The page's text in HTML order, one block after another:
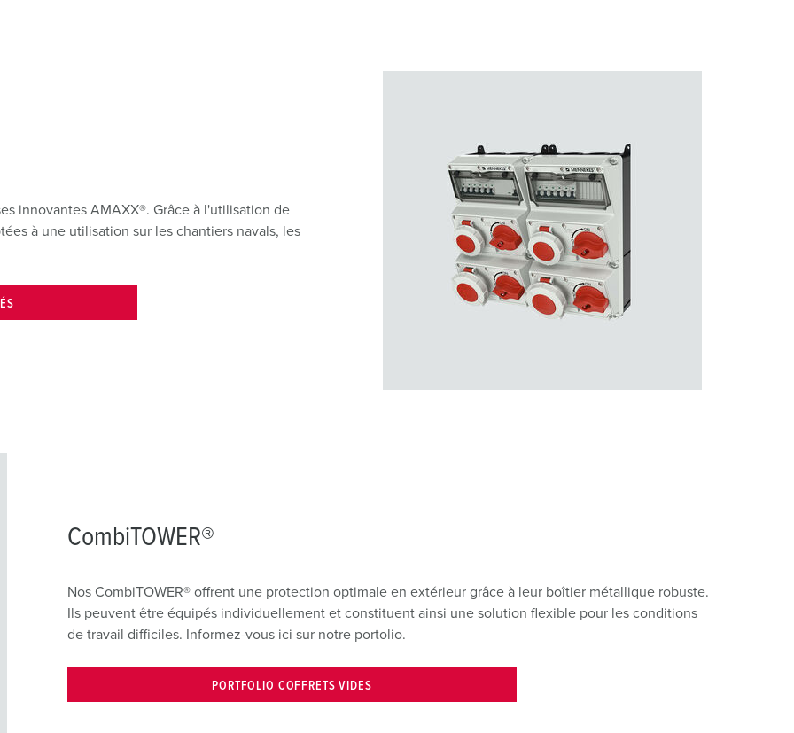
innovantes AMAXX®. Grâce à l'utilisation de
à une utilisation sur les chantiers navals, les
CombiTOWER®
Nos CombiTOWER® offrent une protection optimale en extérieur grâce à leur boîtier métallique robuste.
Ils peuvent être équipés individuellement et constituent ainsi une solution flexible pour les conditions
de travail difficiles. Informez-vous ici sur notre portolio.
PORTFOLIO COFFRETS VIDES